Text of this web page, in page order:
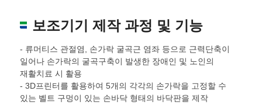
보조기기 제작 과정 및 기능
- 류머티스 관절염, 손가락 굴곡근 염좌 등으로 근력단축이
일어나 손가락의 굴곡구축이 발생한 장애인 및 노인의
재활치료 시 활용
- 3D프린터를 활용하여 5개의 각각의 손가락을 고정할 수
있는 벨트 구멍이 있는 손바닥 형태의 바닥판을 제작